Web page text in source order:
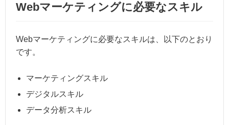
Webマーケティングに必要なスキル
Webマーケティングに必要なスキルは、以下のとおり
です。
マーケティングスキル
デジタルスキル
データ分析スキル